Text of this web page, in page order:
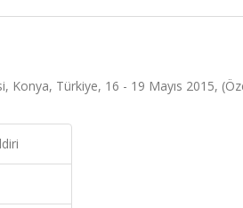
Konya, Türkiye, 16 - 19 Mayıs 2015,